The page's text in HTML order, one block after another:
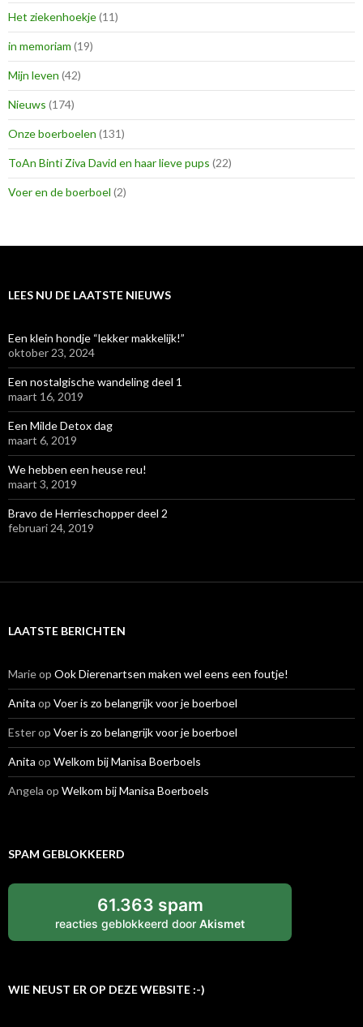
Het ziekenhoekje(11)
in memoriam (19)
Mijn leven (42)
Nieuws (174)
Onze boerboelen (131)
ToAn Binti Ziva David en haar lieve pups (22)
Voer en de boerboel (2)
LEES NU DE LAATSTE NIEUWS
Een klein hondje “lekker makkelijk!”
oktober 23, 2024
Een nostalgische wandeling deel 1
maart 16, 2019
Een Milde Detox dag
maart 6, 2019
We hebben een heuse reu!
maart 3, 2019
Bravo de Herrieschopper deel 2
februari 24, 2019
LAATSTE BERICHTEN
Marieop Ook Dierenartsen maken wel eens een foutje!
Anita op Voer is zo belangrijk voor je boerboel
Esterop Voer is zo belangrijk voor je boerboel
Anita op Welkom bij Manisa Boerboels
Angela op Welkom bij Manisa Boerboels
SPAM GEBLOKKEERD
61.363 spam
reacties geblokkeerd door Akismet
WIE NEUST ER OP DEZE WEBSITE :-)